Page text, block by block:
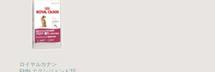
ロイヤルカナン